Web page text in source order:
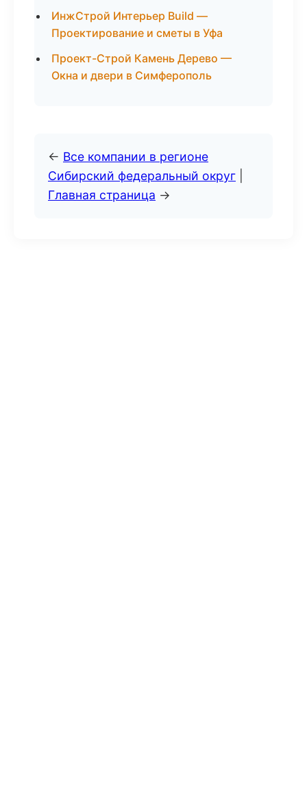
ИнжСтрой Интерьер Build —
Проектирование и сметы в Уфа
Проект-Строй Камень Дерево —
Окна и двери в Симферополь
← Все компании в регионе
Сибирский федеральный округ
Главная страница →